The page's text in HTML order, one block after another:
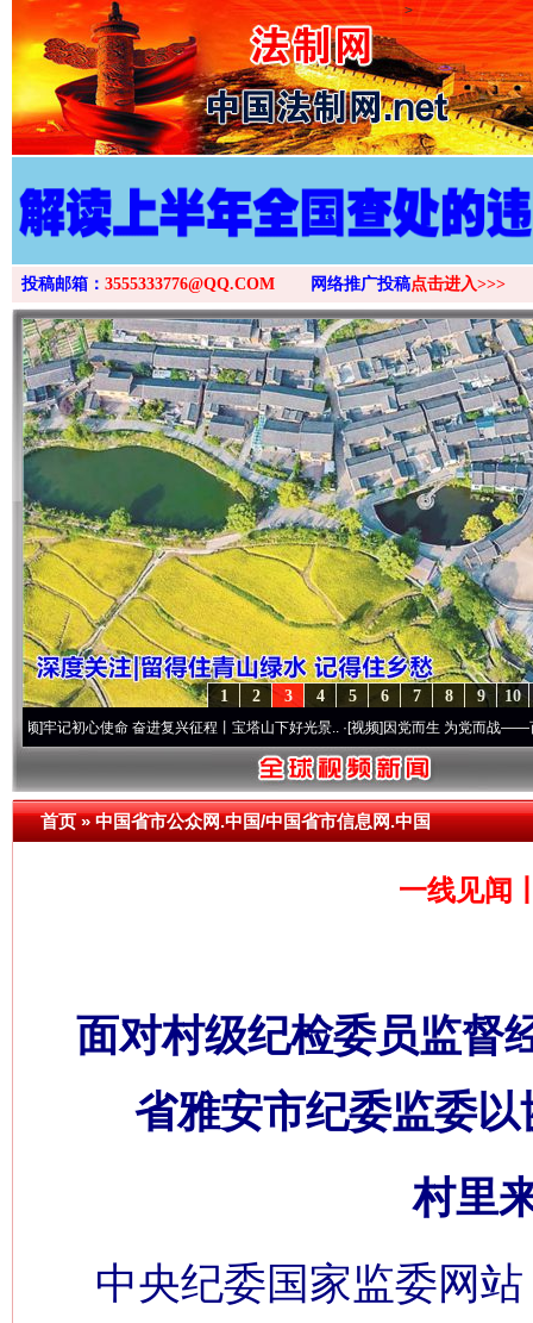
>
投稿邮箱： 3555333776@QQ.COM 网络推广投稿点击进入>>>
10
9
8
7
6
5
4
3
2
1
心使命 奋进复兴征程丨宝塔山下好光景..·[视频]因党而生 为党而战——百年“纪”事⑧
首页»中国省市公众网.中国/中国省市信息网.中国
一线见闻
面对村级纪检委员监督
省雅安市纪委监委
村里
中央纪委国家监委网